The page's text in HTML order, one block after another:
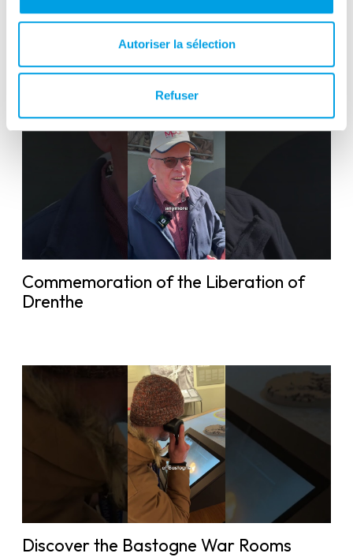
Autoriser la sélection
Refuser
Victory in Europe Day : May 8, 1945
Commemoration of the Liberation of
Drenthe
Discover the Bastogne War Rooms